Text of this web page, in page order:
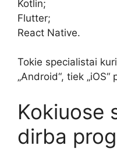
Kotlin;
Flutter;
React Native.
Tokie specialistai
„Android“, tiek
Kokiuose
dirba